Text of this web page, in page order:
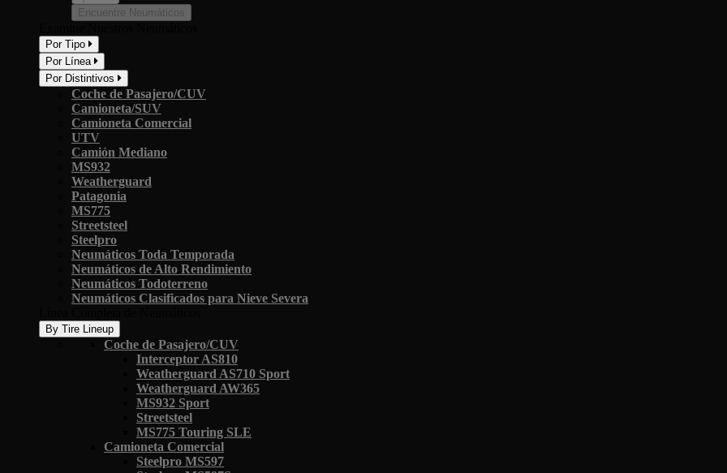
Encuentre Neumáticos
Por Tipo
Por Línea
Por Distintivos
Coche de Pasajero/CUV
Camioneta/SUV
Camioneta Comercial
UTV
Camión Mediano
MS932
Weatherguard
Patagonia
MS775
Streetsteel
Steelpro
Neumáticos Toda Temporada
Neumáticos de Alto Rendimiento
Neumáticos Todoterreno
Neumáticos Clasificados para Nieve Severa
By Tire Lineup
Coche de Pasajero/CUV
Interceptor AS810
Weatherguard AS710 Sport
Weatherguard AW365
MS932 Sport
Streetsteel
MS775 Touring SLE
Camioneta Comercial
Steelpro MS597